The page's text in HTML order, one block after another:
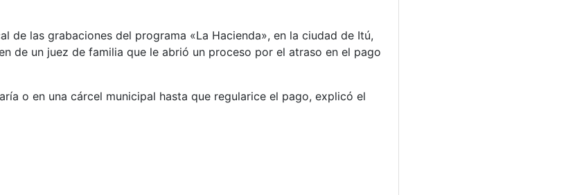
de las grabaciones del programa «La Hacienda», en la ciudad de Itú,
de un juez de familia que le abrió un proceso por el atraso en el pago
o en una cárcel municipal hasta que regularice el pago, explicó el